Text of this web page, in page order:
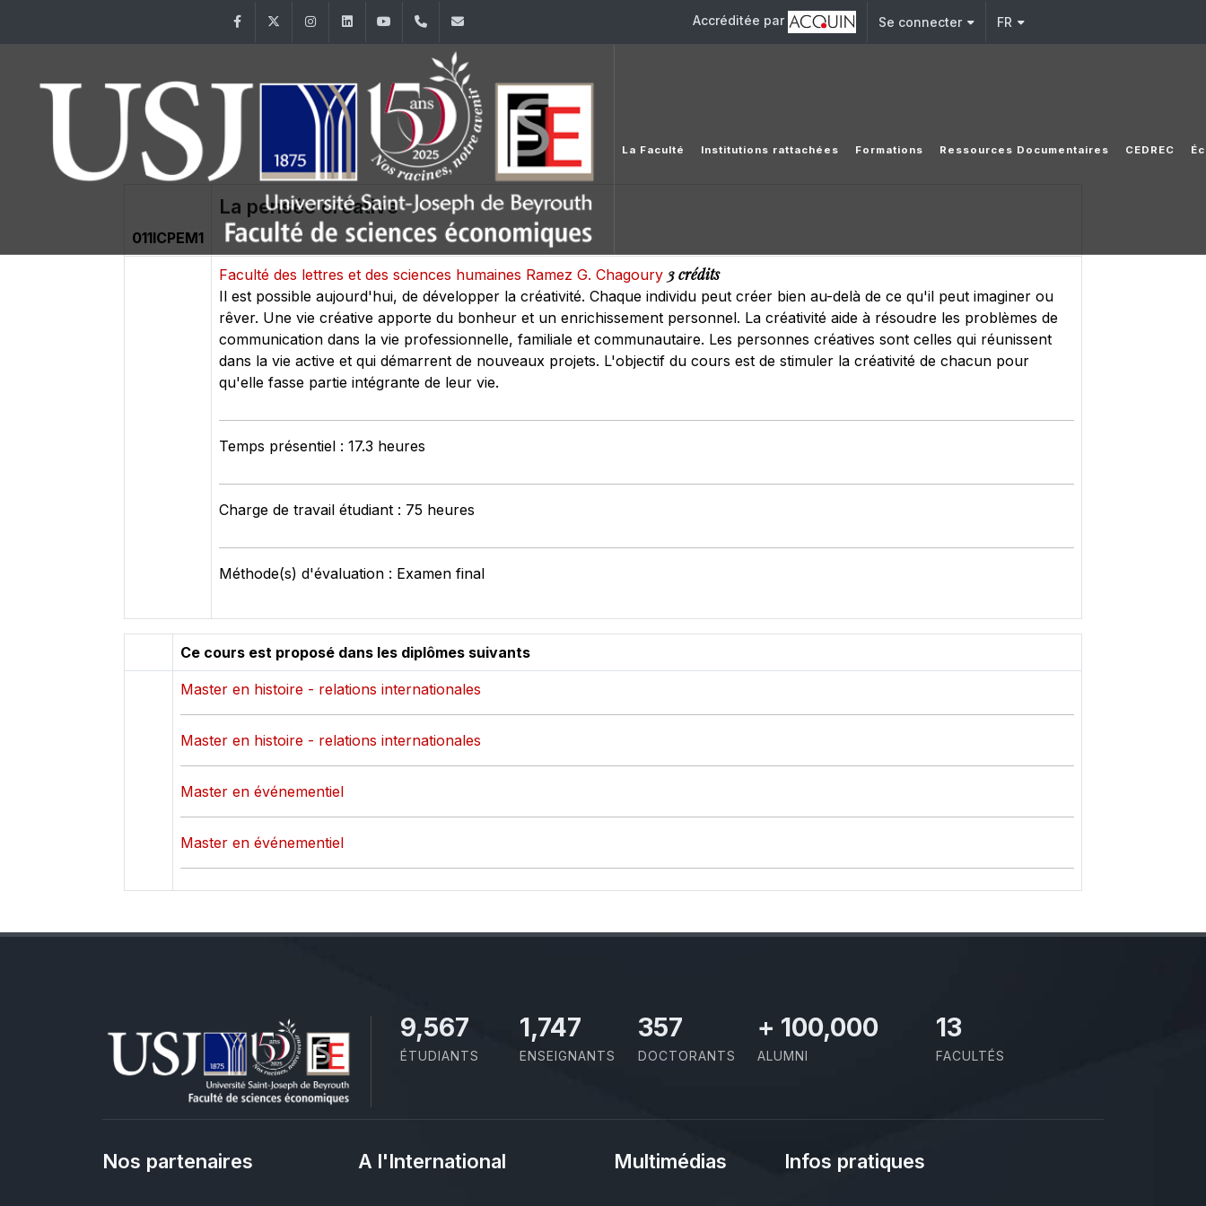
FacebookTwitter InstagramLinkedInYouTube+961 (1) 421 644 Accréditée par Se connecter FR
La Faculté Institutions rattachées Formations Ressources Documentaires CEDREC
011ICPEM1
La pensée créative
Faculté des lettres et des sciences humaines Ramez G. Chagoury 3 crédits
Il est possible aujourd'hui, de développer la créativité. Chaque individu peut créer bien au-delà de ce qu'il peut imaginer ou
rêver. Une vie créative apporte du bonheur et un enrichissement personnel. La créativité aide à résoudre les problèmes de
communication dans la vie professionnelle, familiale et communautaire. Les personnes créatives sont celles qui réunissent
dans la vie active et qui démarrent de nouveaux projets. L'objectif du cours est de stimuler la créativité de chacun pour
qu'elle fasse partie intégrante de leur vie.
Temps présentiel : 17.3 heures
Charge de travail étudiant : 75 heures
Méthode(s) d'évaluation : Examen final
Ce cours est proposé dans les diplômes suivants
Master en histoire - relations internationales
Master en histoire - relations internationales
Master en événementiel
Master en événementiel
10,801
ÉTUDIANTS
1,973
ENSEIGNANTS
403
DOCTORANTS
+ 100,000
ALUMNI
13
FACULTÉS
Nos partenaires A l'International Multimédias Infos pratiques